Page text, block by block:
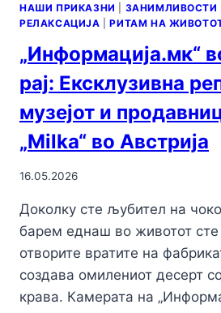
НАШИ ПРИКАЗНИ ЗАНИМЛИВОСТИ
РЕЛАКСАЦИЈА |РИТАМ НА
„Информација.мк“
рај: Ексклузивна
музејот и
„Milka“ во Австрија
16.05.2026
Доколку сте љубител на
барем еднаш во животот сте
отворите вратите на
создава омилениот десерт
крава. Камерата на